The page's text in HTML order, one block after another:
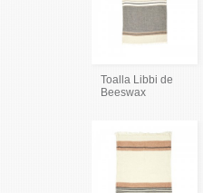
Toalla Libbi de
Beeswax